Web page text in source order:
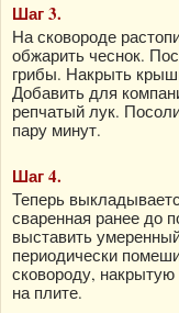
Шаг 3.
На сковороде
обжарить чеснок.
грибы. Накрыть
Добавить для
репчатый лук.
пару минут.
Шаг 4.
Теперь
сваренная ранее до
выставить
периодически
сковороду,
на плите.